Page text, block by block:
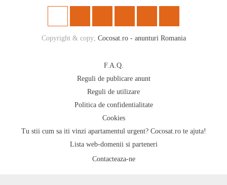
Copyright & copy; Cocosat.ro - anunturi Romania
F.A.Q.
Reguli de publicare anunt
Reguli de utilizare
Politica de confidentialitate
Cookies
Tu stii cum sa iti vinzi apartamentul urgent? Cocosat.ro te ajuta!
Lista web-domenii si parteneri
Contacteaza-ne